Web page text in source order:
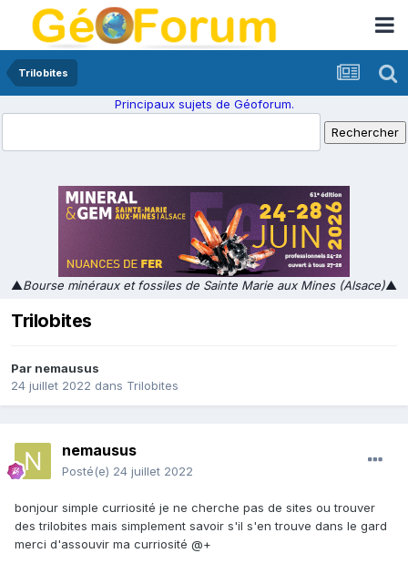
Trilobites
Principaux sujets de Géoforum.
▲Bourse minéraux et fossiles de Sainte Marie aux Mines (Alsace)▲
Trilobites
Par nemausus
24 juillet 2022 dans Trilobites
nemausus
Posté(e) 24 juillet 2022
bonjour simple curriosité je ne cherche pas de sites ou trouver
des trilobites mais simplement savoir s'il s'en trouve dans le gard
merci d'assouvir ma curriosité @+